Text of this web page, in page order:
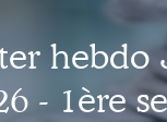
hebdo
- 1ère